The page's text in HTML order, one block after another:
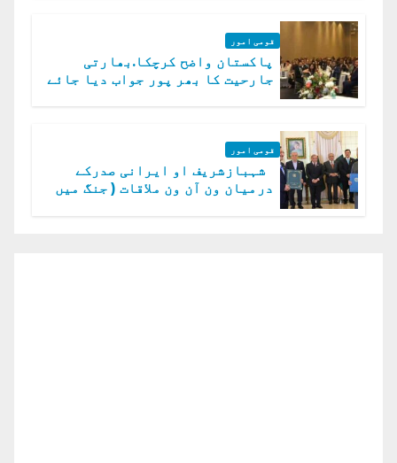
قومی امور
پاکستان واضح کرچکا.بھارتی
جارحیت کا بھر پور جواب دیا جائے
قومی امور
شہبازشریف او ایرانی صدرکے
درمیان ون آن ون ملاقات ( جنگ میں